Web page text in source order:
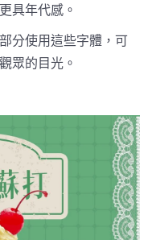
具年代感。
分使用這些字體，可
眾的目光。